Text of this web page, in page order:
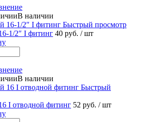
В наличии
Быстрый просмотр
1/2″ I фитинг 40 руб. / шт
В наличии
Быстрый
I отводной фитинг 52 руб. / шт